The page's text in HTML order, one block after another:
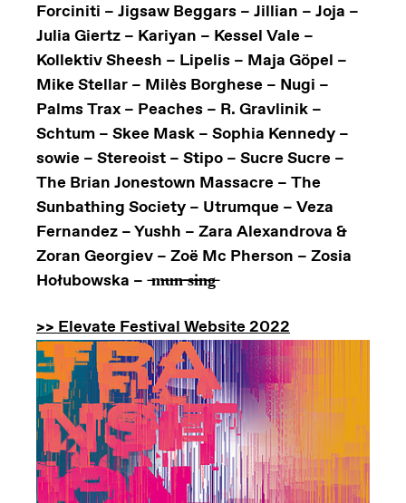
Forciniti – Jigsaw Beggars – Jillian – Joja –
Julia Giertz – Kariyan – Kessel Vale –
Kollektiv Sheesh – Lipelis – Maja Göpel –
Mike Stellar – Milès Borghese – Nugi –
Palms Trax – Peaches – R. Gravlinik –
Schtum – Skee Mask – Sophia Kennedy –
sowie – Stereoist – Stipo – Sucre Sucre –
The Brian Jonestown Massacre – The
Sunbathing Society – Utrumque – Veza
Fernandez – Yushh – Zara Alexandrova &
Zoran Georgiev – Zoë Mc Pherson – Zosia
Hołubowska –mun sing
>> Elevate Festival Website 2022